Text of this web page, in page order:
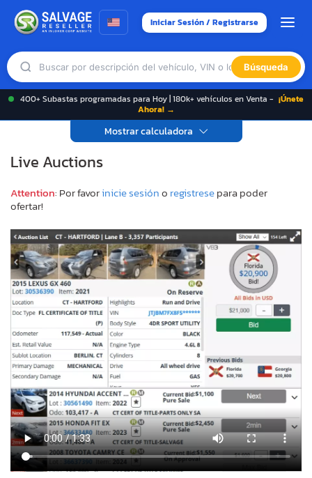
Iniciar Sesión / Registrarse
Búsqueda
400+ Subastas programadas para Hoy | 180k+ vehículos en Venta - ¡Únete
Ahora! →
Mostrar calculadora
Live Auctions
Attention: Por favorinicie sesióno registresepara poder
ofertar!